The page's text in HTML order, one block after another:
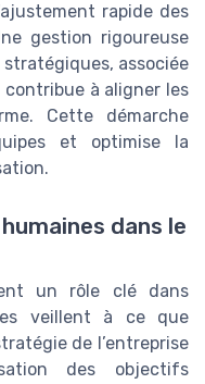
rapide des
gestion rigoureuse
associée
à aligner les
Cette démarche
et optimise la
dans le
un rôle clé dans
veillent à ce que
de l’entreprise
des objectifs